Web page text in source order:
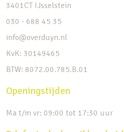
3401CT IJsselstein
030 - 688 45 35
info@overduyn.nl
KvK: 30149465
BTW: 8072.00.785.B.01
Openingstijden
Ma t/m vr: 09:00 tot 17:30 uur